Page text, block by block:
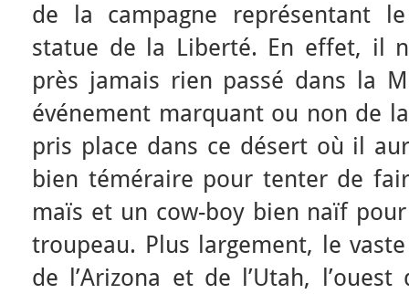
de la campagne représentant
statue de la Liberté. En effet, il
près jamais rien passé dans la
événement marquant ou non de la
pris place dans ce désert où il
bien téméraire pour tenter de
maïs et un cow-boy bien naïf
troupeau. Plus largement, le
de l’Arizona et de l’Utah,